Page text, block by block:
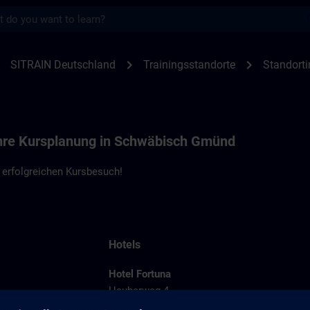
SITRAIN Deutschland chevron_right Trainingsstandorte chevron_right
Kursplanung in Schwäbisch Gmünd
Kursbesuch!
Hotels
Hotel Fortuna
Hauberweg 4
73525 Schwäbisch Gmünd